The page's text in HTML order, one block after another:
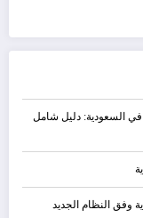
في السعودية: دليل شامل
وفق النظام الجديد